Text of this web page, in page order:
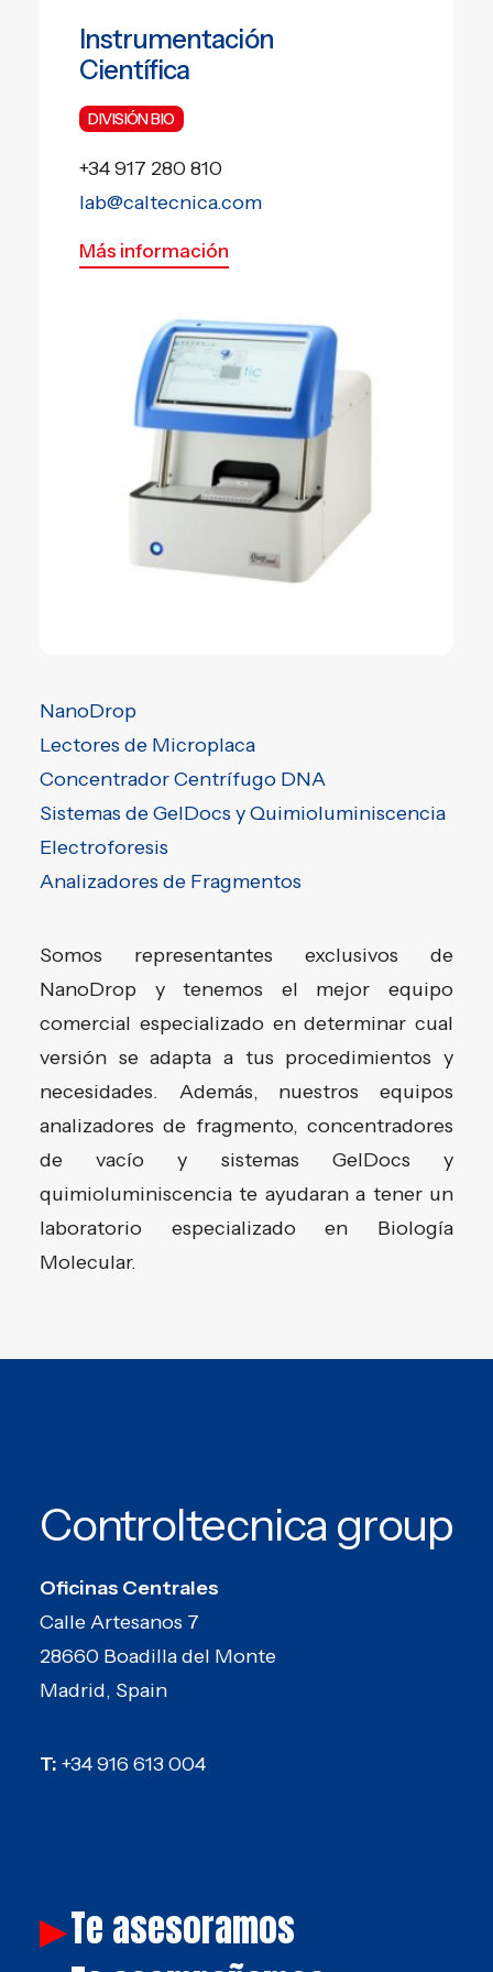
EN
Instrumentación
Científica
DIVISIÓN BIO
+34 917 280 810
lab@caltecnica.com
Más información
NanoDrop
Lectores de Microplaca
Concentrador Centrífugo DNA
Sistemas de GelDocs y Quimioluminiscencia
Electroforesis
Analizadores de Fragmentos
Somos representantes exclusivos de
NanoDrop y tenemos el mejor equipo
comercial especializado en determinar cual
versión se adapta a tus procedimientos y
necesidades. Además, nuestros equipos
analizadores de fragmento, concentradores
de vacío y sistemas GelDocs y
quimioluminiscencia te ayudaran a tener un
laboratorio especializado en Biología
Molecular.
Controltecnica group
Oficinas Centrales
Calle Artesanos 7
28660 Boadilla del Monte
Madrid, Spain
T: +34 916 613 004
▶Te asesoramos